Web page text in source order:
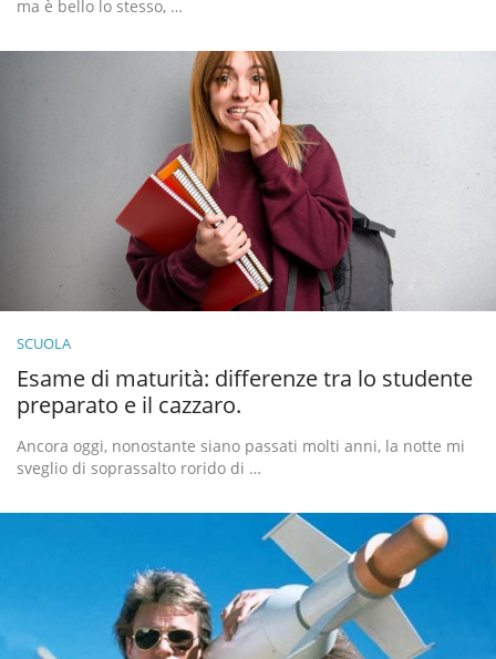
ma è bello lo stesso, …
SCUOLA
Esame di maturità: differenze tra lo studente
preparato e il cazzaro.
Ancora oggi, nonostante siano passati molti anni, la notte mi
sveglio di soprassalto rorido di …